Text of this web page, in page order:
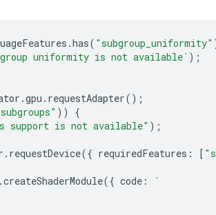
.has( "subgroup_uniformity"
uniformity is not available` );
.gpu . requestAdapter();
))
{
support is not available" );
. requestDevice({ requiredFeatures : [
createShaderModule({ code : `